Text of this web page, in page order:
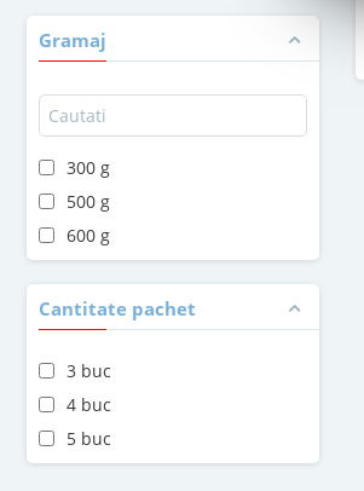
Gramaj
300 g
500 g
600 g
Cantitate pachet
3 buc
4 buc
5 buc